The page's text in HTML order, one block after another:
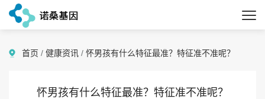
首页 / 健康资讯 / 怀男孩有什么特征最准？特征准不准呢？
怀男孩有什么特征最准？特征准不准呢？